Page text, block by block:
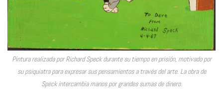
Pintura realizada por Richard Speck durante su tiempo en prisión, motivado por
su psiquiatra para expresar sus pensamientos a través del arte. La obra de
Speck intercambia manos por grandes sumas de dinero.